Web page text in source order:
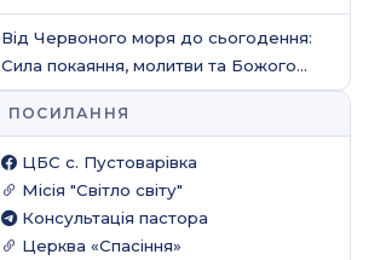
Від Червоного моря до сьогодення:
Сила покаяння, молитви та Божого
захисту
ПОСИЛАННЯ
ЦБС c. Пустоварівка
Місія "Світло світу"
Консультація пастора
Церква «Спасіння»